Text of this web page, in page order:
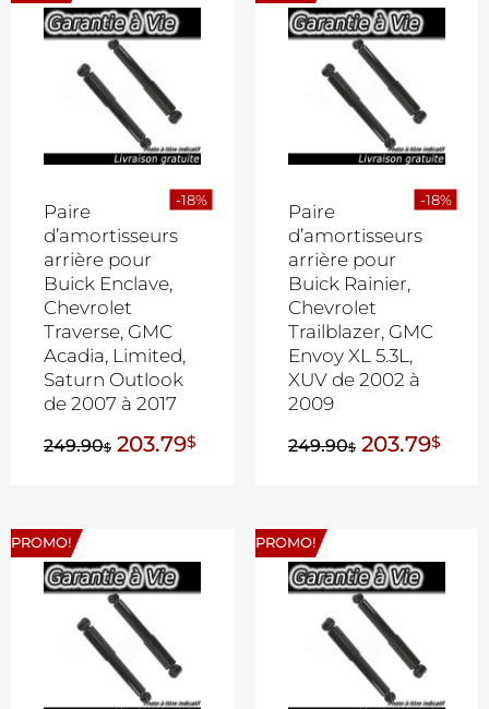
Paire
d’amortisseurs
arrière pour
Buick Enclave,
Chevrolet
Traverse, GMC
Acadia, Limited,
Saturn Outlook
de 2007 à 2017
249.90$ 203.79$
-18%
Paire
d’amortisseurs
arrière pour
Buick Rainier,
Chevrolet
Trailblazer, GMC
Envoy XL 5.3L,
XUV de 2002 à
2009
249.90$ 203.79$
-18%
PROMO! PROMO!